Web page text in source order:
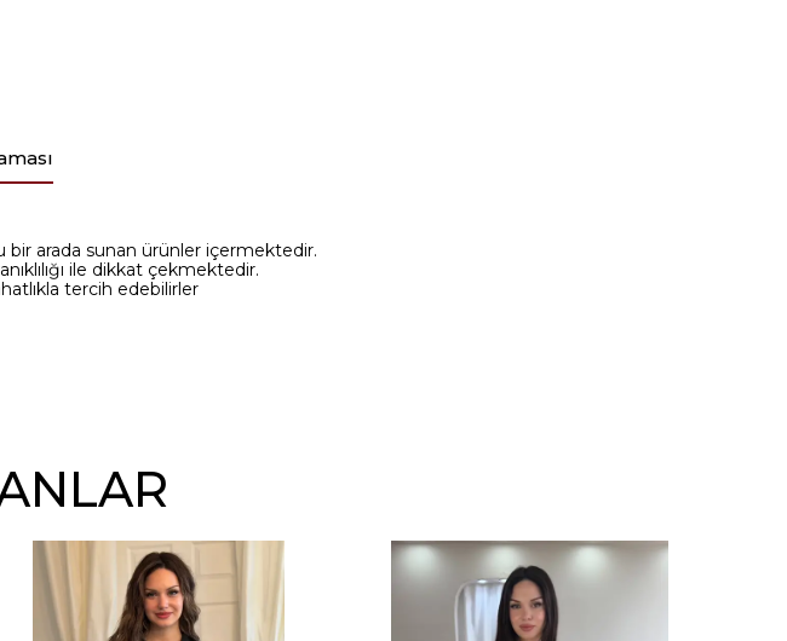
bir arada sunan ürünler içermektedir.
ile dikkat çekmektedir.
tercih edebilirler